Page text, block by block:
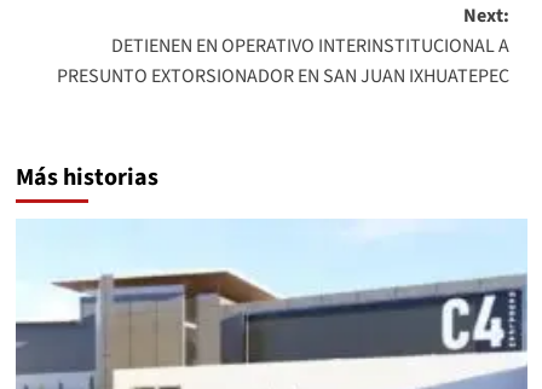
Next:
DETIENEN EN OPERATIVO INTERINSTITUCIONAL A
PRESUNTO EXTORSIONADOR EN SAN JUAN IXHUATEPEC
Más historias